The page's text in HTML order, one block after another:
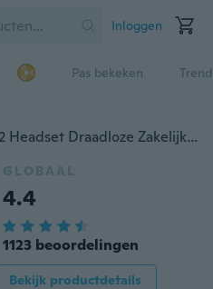
Inloggen
Pas bekeken
Lange Standby Bluetooth5.2 Headset Draadloze Zakelijke Oortelefoon Sport Bluetooth Hoofdtelefoon Hifi Mini Oorhaak Oordopjes met Microfoon voor IOS Android Telefoon
GLOBAAL
4.4
1123 beoordelingen
Bekijk productdetails